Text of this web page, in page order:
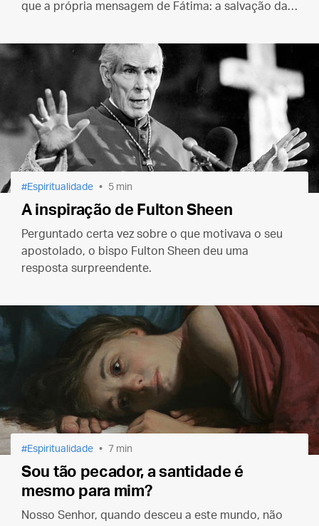
que a própria mensagem de Fátima: a salvação das
Espiritualidade 5 min
A inspiração de Fulton Sheen
Perguntado certa vez sobre o que motivava o seu
apostolado, o bispo Fulton Sheen deu uma
resposta surpreendente.
Espiritualidade 7 min
Sou tão pecador, a santidade é
mesmo para mim?
Nosso Senhor, quando desceu a este mundo, não